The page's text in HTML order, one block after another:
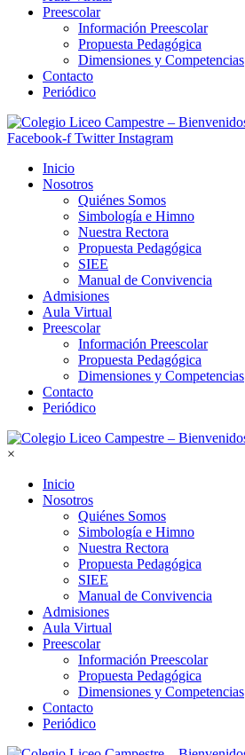
Preescolar
Información Preescolar
Propuesta Pedagógica
Dimensiones y Competencias
Contacto
Periódico
Facebook-f Twitter Instagram
Inicio
Nosotros
Quiénes Somos
Simbología e Himno
Nuestra Rectora
Propuesta Pedagógica
SIEE
Manual de Convivencia
Admisiones
Aula Virtual
Preescolar
Información Preescolar
Propuesta Pedagógica
Dimensiones y Competencias
Contacto
Periódico
×
Inicio
Nosotros
Quiénes Somos
Simbología e Himno
Nuestra Rectora
Propuesta Pedagógica
SIEE
Manual de Convivencia
Admisiones
Aula Virtual
Preescolar
Información Preescolar
Propuesta Pedagógica
Dimensiones y Competencias
Contacto
Periódico